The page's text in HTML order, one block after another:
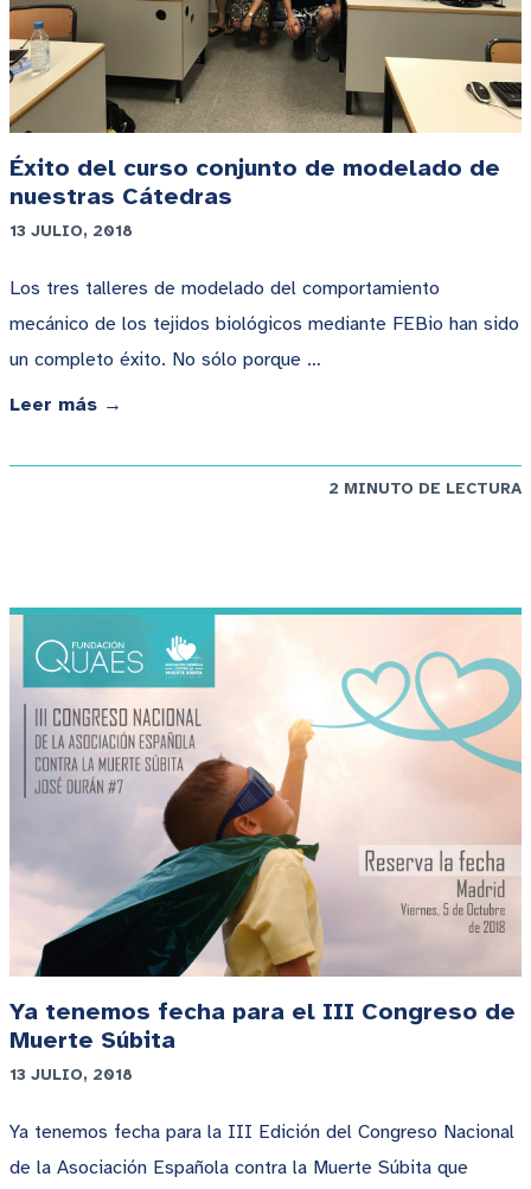
Éxito del curso conjunto de modelado de
nuestras Cátedras
13 JULIO, 2018
Los tres talleres de modelado del comportamiento
mecánico de los tejidos biológicos mediante FEBio han sido
un completo éxito. No sólo porque …
Leer más →
2 MINUTO DE LECTURA
Ya tenemos fecha para el III Congreso de
Muerte Súbita
13 JULIO, 2018
Ya tenemos fecha para la III Edición del Congreso Nacional
de la Asociación Española contra la Muerte Súbita que